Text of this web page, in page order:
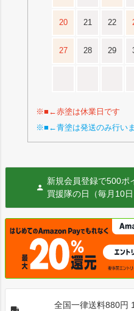
20 21 22
27 28 29
※■←赤塗は休業日です
※■←青塗は発送のみ行い
新規会員登録で500ポ
買援隊の日（毎月10
全国一律送料880円